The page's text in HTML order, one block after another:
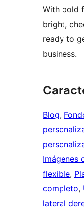
With bold
bright,
ready to
business.
Blog,
Imágenes
flexible,
completo,
lateral